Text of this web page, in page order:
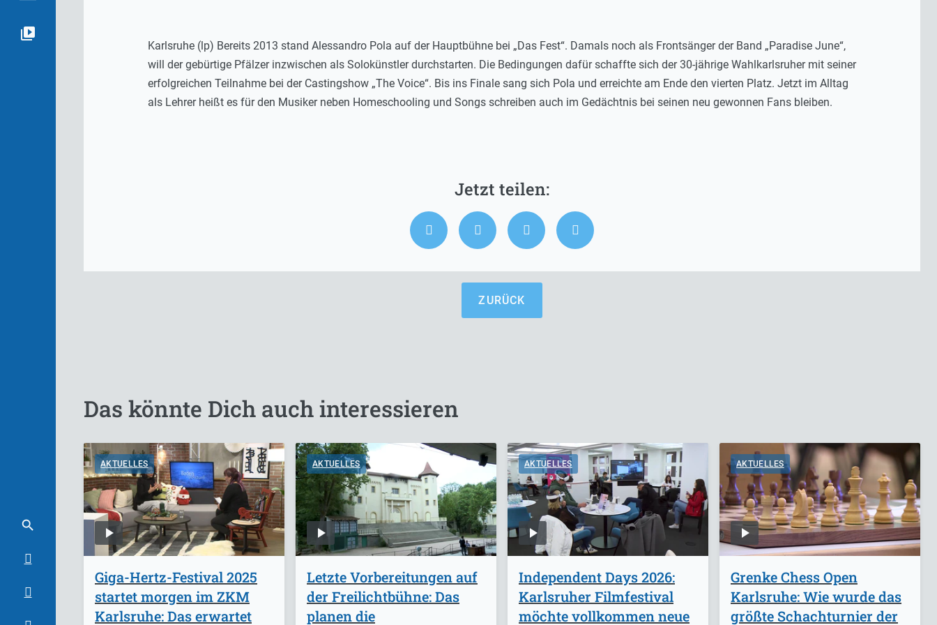
Karlsruhe (lp) Bereits 2013 stand Alessandro Pola auf der Hauptbühne bei „Das Fest“. Damals noch als Frontsänger der Band „Paradise June“,
will der gebürtige Pfälzer inzwischen als Solokünstler durchstarten. Die Bedingungen dafür schaffte sich der 30-jährige Wahlkarlsruher mit seiner
erfolgreichen Teilnahme bei der Castingshow „The Voice“. Bis ins Finale sang sich Pola und erreichte am Ende den vierten Platz. Jetzt im Alltag
als Lehrer heißt es für den Musiker neben Homeschooling und Songs schreiben auch im Gedächtnis bei seinen neu gewonnen Fans bleiben.
ZURÜCK
Das könnte Dich auch interessieren
AKTUELLES
Giga-Hertz-Festival 2025
startet morgen im ZKM
Karlsruhe: Das erwartet
AKTUELLES
Letzte Vorbereitungen auf
der Freilichtbühne: Das
planen die
AKTUELLES
Independent Days 2026:
Karlsruher Filmfestival
möchte vollkommen neue
AKTUELLES
Grenke Chess Open
Karlsruhe: Wie wurde das
größte Schachturnier der